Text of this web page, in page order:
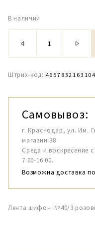
В наличии
Штрих-код: 4657832163104
Самовывоз:
г. Краснодар, ул. Им.
магазин 38.
Среда и воскресение
7:00-16:00.
Возможна доставка
Лента шифон №40/3